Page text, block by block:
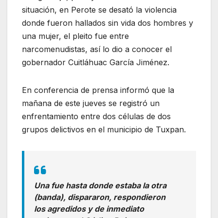
situación, en Perote se desató la violencia
donde fueron hallados sin vida dos hombres y
una mujer, el pleito fue entre
narcomenudistas, así lo dio a conocer el
gobernador Cuitláhuac García Jiménez.
En conferencia de prensa informó que la
mañana de este jueves se registró un
enfrentamiento entre dos células de dos
grupos delictivos en el municipio de Tuxpan.
Una fue hasta donde estaba la otra
(banda), dispararon, respondieron
los agredidos y de inmediato